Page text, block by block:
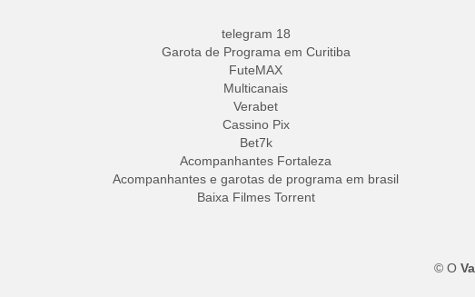
telegram 18
Garota de Programa em Curitiba
FuteMAX
Multicanais
Verabet
Cassino Pix
Bet7k
Acompanhantes Fortaleza
Acompanhantes e garotas de programa em brasil
Baixa Filmes Torrent
© O